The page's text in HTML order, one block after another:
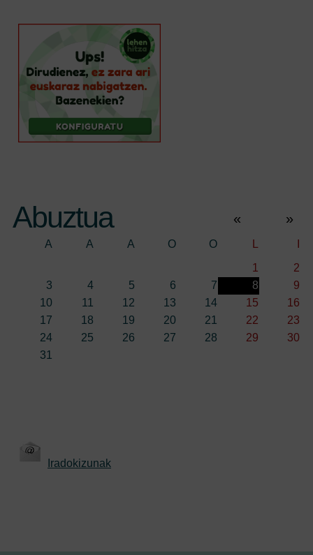
Abuztua « »
A A A O O
1
2
3
4 5 6 7 8
9
10
11 12 13 14 15
16
17
18 19 20 21 22
23
24
25 26 27 28 29
30
31
Iradokizunak